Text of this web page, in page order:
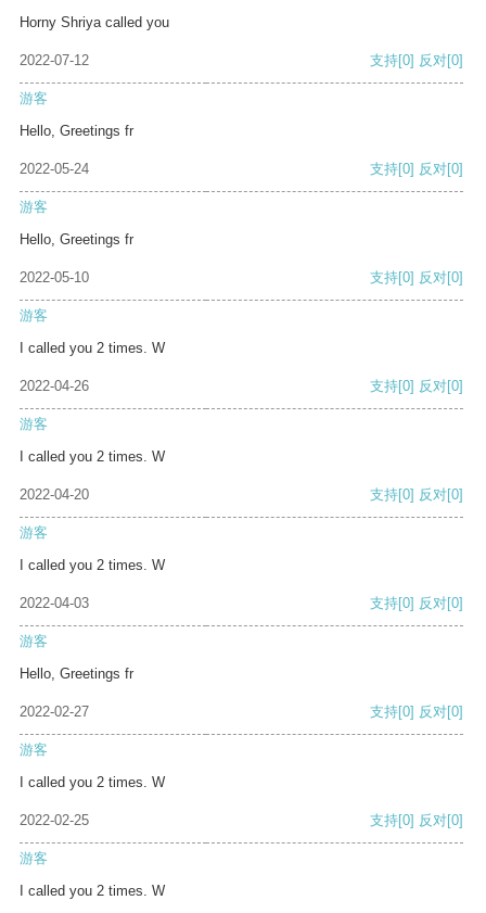
Horny Shriya called you
2022-07-12 支持[0] 反对[0]
游客
Hello, Greetings fr
2022-05-24 支持[0] 反对[0]
游客
Hello, Greetings fr
2022-05-10 支持[0] 反对[0]
游客
I called you 2 times. W
2022-04-26 支持[0] 反对[0]
游客
I called you 2 times. W
2022-04-20 支持[0] 反对[0]
游客
I called you 2 times. W
2022-04-03 支持[0] 反对[0]
游客
Hello, Greetings fr
2022-02-27 支持[0] 反对[0]
游客
I called you 2 times. W
2022-02-25 支持[0] 反对[0]
游客
I called you 2 times. W